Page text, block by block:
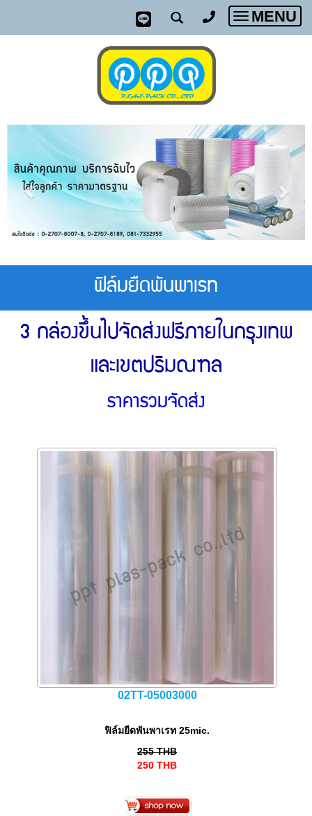
Toggle
MENU
ฟิล์มยืดพันพาเรท
3 กล่องขึ้นไปจัดส่งฟรีภายในกรุงเทพ
และเขตปริมณฑล
ราคารวมจัดส่ง
02TT-05003000
ฟิล์มยืดพันพาเรท 25mic.
255 THB
250 THB